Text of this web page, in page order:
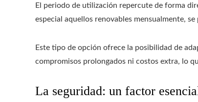
El periodo de utilización repercute de forma
especial aquellos renovables mensualmente,
Este tipo de opción ofrece la posibilidad de
compromisos prolongados ni costos extra, lo
La seguridad: un factor